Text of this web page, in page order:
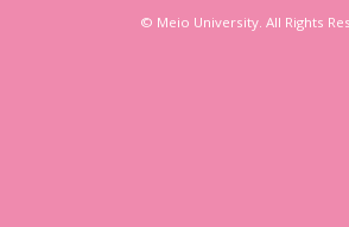
© Meio University. All Rights